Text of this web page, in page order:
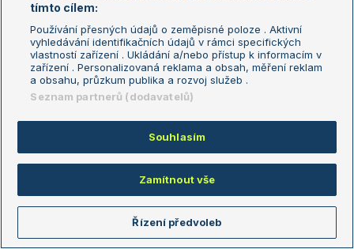
Podmínky užití
Nastavení soukromí
GDPR a žurnalistika
Reklama
Kontakt
Informace o zpracování osobních
údajů
Copyright © 2008-2026 TenisPortal.cz. Využíváme zpravodajství ČTK.
tímto cílem:
Používání přesných údajů o zeměpisné poloze . Aktivní
vyhledávání identifikačních údajů v rámci specifických
vlastností zařízení . Ukládání a/nebo přístup k informacím v
zařízení . Personalizovaná reklama a obsah, měření reklam
a obsahu, průzkum publika a rozvoj služeb .
Seznam partnerů (dodavatelů)
Souhlasím
Zamítnout vše
Řízení předvoleb